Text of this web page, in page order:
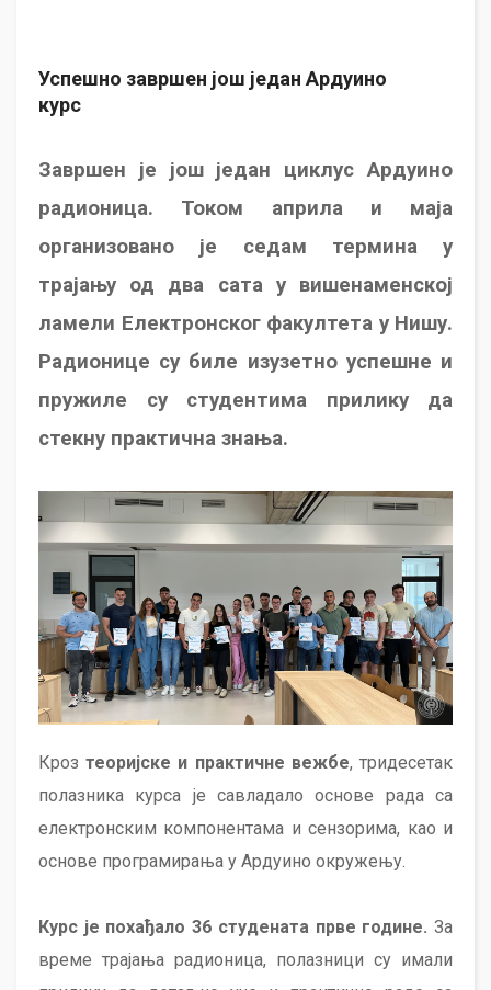
Успешно завршен још један Ардуино
курс
Завршен је још један циклус Ардуино
радионица. Током априла и маја
организовано је седам термина у
трајању од два сата у вишенаменској
ламели Електронског факултета у Нишу.
Радионице су биле изузетно успешне и
пружиле су студентима прилику да
стекну практична знања.
Крозтеоријске и практичне вежбе, тридесетак
полазника курса је савладало основе рада са
електронским компонентама и сензорима, као и
основе програмирања у Ардуино окружењу.
Курс је похађало 36 студената прве године. За
време трајања радионица, полазници су имали